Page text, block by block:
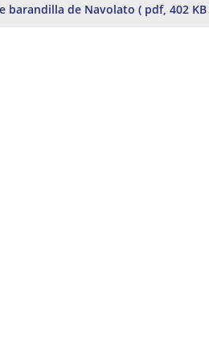
barandilla de Navolato ( pdf, 402 KB